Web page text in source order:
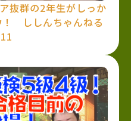
抜群の2年生がしっか
！ ししんちゃんねる